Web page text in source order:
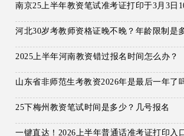
南京25上半年教资笔试准考证打印于3月3日
河北30岁考教师资格证晚不晚？年龄限制是
2025上半年河南教资错过报名时间怎么办？
山东省非师范生考教资2026年是最后一年了
25下梅州教资笔试时间是多少？几号报名
一键直达！2026上半年普通话准考证打印入